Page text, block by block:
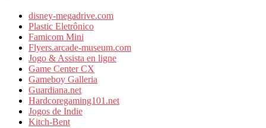
disney-megadrive.com
Plastic Eletrônico
Famicom Mini
Flyers.arcade-museum.com
Jogo & Assista en ligne
Game Center CX
Gameboy Galleria
Guardiana.net
Hardcoregaming101.net
Jogos de Indie
Kitch-Bent